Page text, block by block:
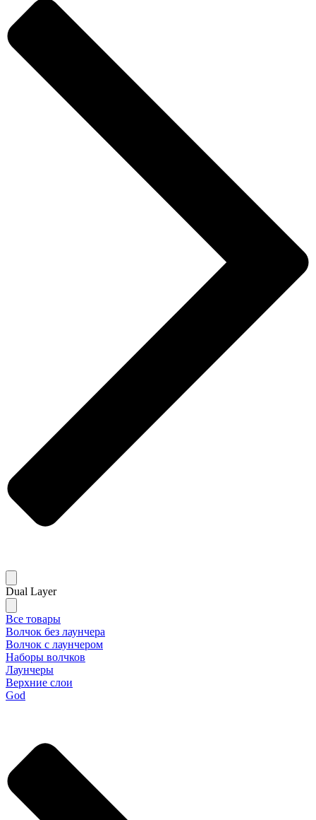
Dual Layer
Все товары
Волчок без лаунчера
Волчок с лаунчером
Наборы волчков
Лаунчеры
Верхние слои
God